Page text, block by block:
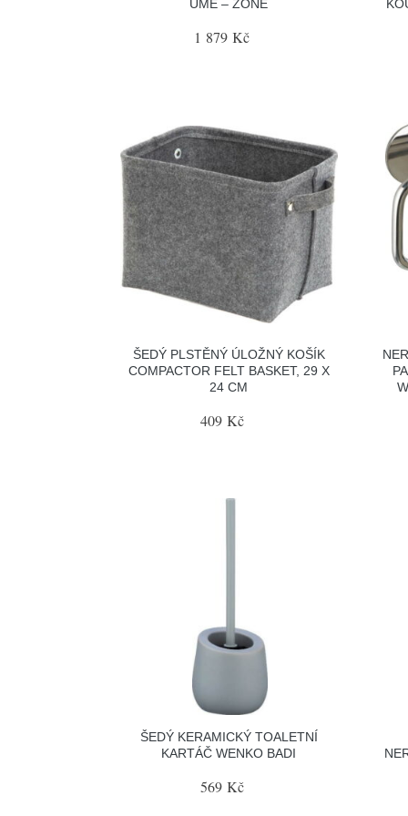
UME – ZONE
1 879 Kč
ŠEDÝ PLSTĚNÝ ÚLOŽNÝ KOŠÍK
COMPACTOR FELT BASKET, 29 X
24 CM
409 Kč
ŠEDÝ KERAMICKÝ TOALETNÍ
KARTÁČ WENKO BADI
569 Kč